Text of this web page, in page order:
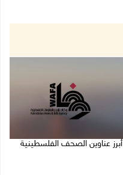
أبرز عناوين الصحف الفلسطينية